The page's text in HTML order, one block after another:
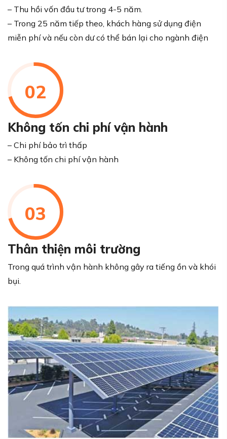
– Thu hồi vốn đầu tư trong 4-5 năm.
– Trong 25 năm tiếp theo, khách hàng sử dụng điện
miễn phí và nếu còn dư có thể bán lại cho ngành điện
02
Không tốn chi phí vận hành
– Chi phí bảo trì thấp
– Không tốn chi phí vận hành
03
Thân thiện môi trường
Trong quá trình vận hành không gây ra tiếng ồn và khói
bụi.